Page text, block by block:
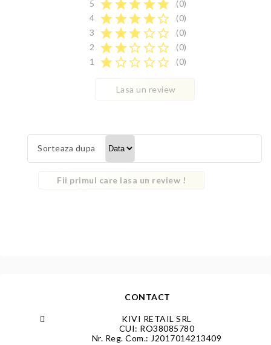
5 starstarstarstarstar
(0)
4 starstarstarstarstar_border
(0)
3
starstarstarstar_borderstar_border
(0)
2
starstarstar_borderstar_borderstar_border
(0)
1
starstar_borderstar_borderstar_borderstar_border (0)
Lasa un review
Sorteaza dupa
Fii primul care lasa un review !
CONTACT
KIVI RETAIL SRL
CUI: RO38085780
Nr. Reg. Com.: J2017014213409